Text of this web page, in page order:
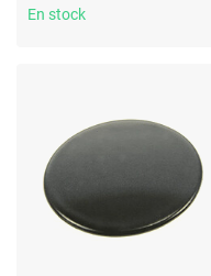
680017006 - Couleur noire
En stock